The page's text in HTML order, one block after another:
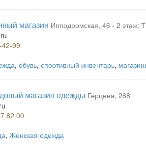
магазин Ипподромская, 46 - 2 этаж;
99
, обувь, спортивный инвентарь,
магазин одежды Герцена, 268
82 00
, Женская одежда